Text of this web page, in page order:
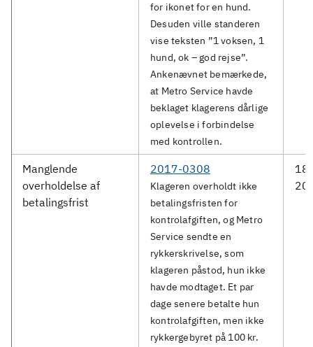
for ikonet for en hund.
Desuden ville standeren
vise teksten ”1 voksen, 1
hund, ok – god rejse”.
Ankenævnet bemærkede,
at Metro Service havde
beklaget klagerens dårlige
oplevelse i forbindelse
med kontrollen.
Manglende
overholdelse af
betalingsfrist
2017-0308
Klageren overholdt ikke
betalingsfristen for
kontrolafgiften, og Metro
Service sendte en
rykkerskrivelse, som
klageren påstod, hun ikke
havde modtaget. Et par
dage senere betalte hun
kontrolafgiften, men ikke
rykkergebyret på 100 kr.